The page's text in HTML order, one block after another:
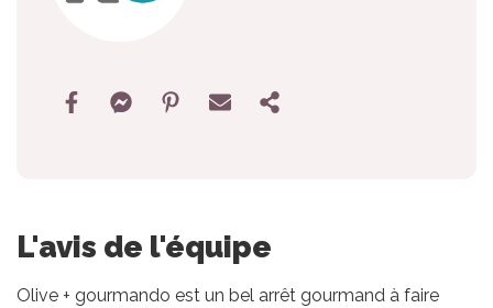
L'avis de l'équipe
Olive + gourmando est un bel arrêt gourmand à faire